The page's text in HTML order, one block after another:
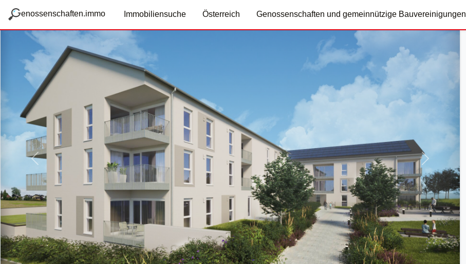
g
enossenschaften.immo Immobiliensuche Österreich Genossenschaften und gemeinnützige Bauvereinigungen
Vorige Nächste